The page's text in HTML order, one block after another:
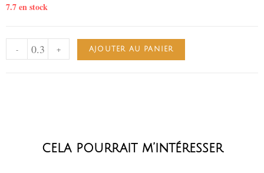
7.7 en stock
- + AJOUTER AU PANIER
cela pourrait m’intéresser